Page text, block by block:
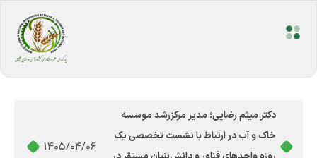
دکتر میثم رضایی؛ مدیر مرکزرشد موسسه
خاک و آب در ارتباط با نشست تخصصی یک
1405/04/06